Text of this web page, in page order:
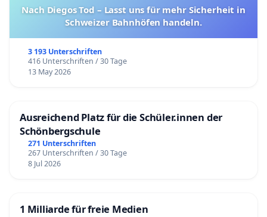
Nach Diegos Tod – Lasst uns für mehr Sicherheit in
Schweizer Bahnhöfen handeln.
3 193 Unterschriften
416 Unterschriften / 30 Tage
13 May 2026
Ausreichend Platz für die Schüler.innen der
Schönbergschule
271 Unterschriften
267 Unterschriften / 30 Tage
8 Jul 2026
1 Milliarde für freie Medien